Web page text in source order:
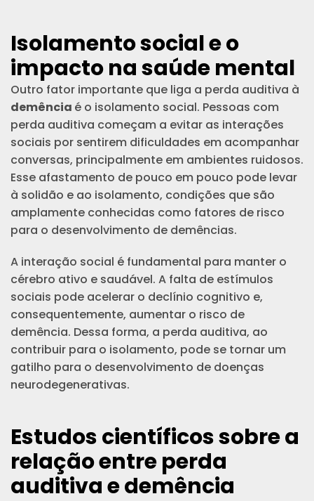
Isolamento social e o
impacto na saúde mental
Outro fator importante que liga a perda auditiva à
demência é o isolamento social. Pessoas com
perda auditiva começam a evitar as interações
sociais por sentirem dificuldades em acompanhar
conversas, principalmente em ambientes ruidosos.
Esse afastamento de pouco em pouco pode levar
à solidão e ao isolamento, condições que são
amplamente conhecidas como fatores de risco
para o desenvolvimento de demências.
A interação social é fundamental para manter o
cérebro ativo e saudável. A falta de estímulos
sociais pode acelerar o declínio cognitivo e,
consequentemente, aumentar o risco de
demência. Dessa forma, a perda auditiva, ao
contribuir para o isolamento, pode se tornar um
gatilho para o desenvolvimento de doenças
neurodegenerativas.
Estudos científicos sobre a
relação entre perda
auditiva e demência